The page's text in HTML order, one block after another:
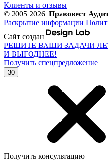
Клиенты и отзывы
© 2005-2026. Правовест
Раскрытие информации
Сайт создан
РЕШИТЕ ВАШИ ЗАДАЧИ
И ВЫГОДНЕЕ!
Получить спецпредложение
30
Получить консультацию